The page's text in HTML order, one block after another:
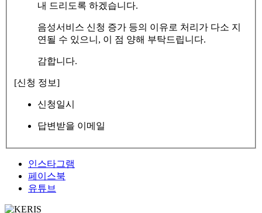
내 드리도록 하겠습니다.
음성서비스 신청 증가 등의 이유로 처리가 다소 지
연될 수 있으니, 이 점 양해 부탁드립니다.
감합니다.
[신청 정보]
신청일시
답변받을 이메일
인스타그램
페이스북
유튜브